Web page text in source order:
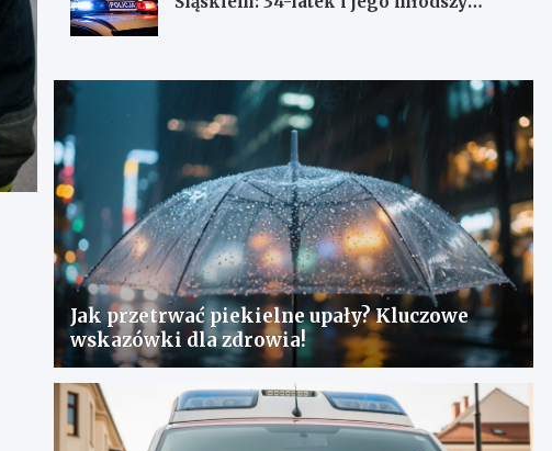
Jak przetrwać piekielne upały? Kluczowe
wskazówki dla zdrowia!